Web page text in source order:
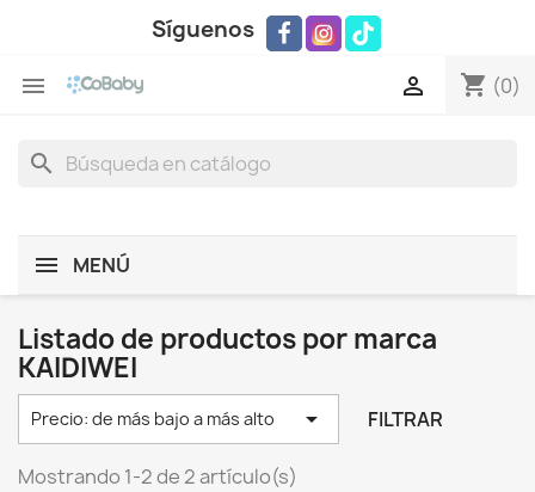
Síguenos
 shopping_cart (0)

search
MENÚ
Listado de productos por marca
KAIDIWEI
Precio: de más bajo a más alto  FILTRAR
Mostrando 1-2 de 2 artículo(s)